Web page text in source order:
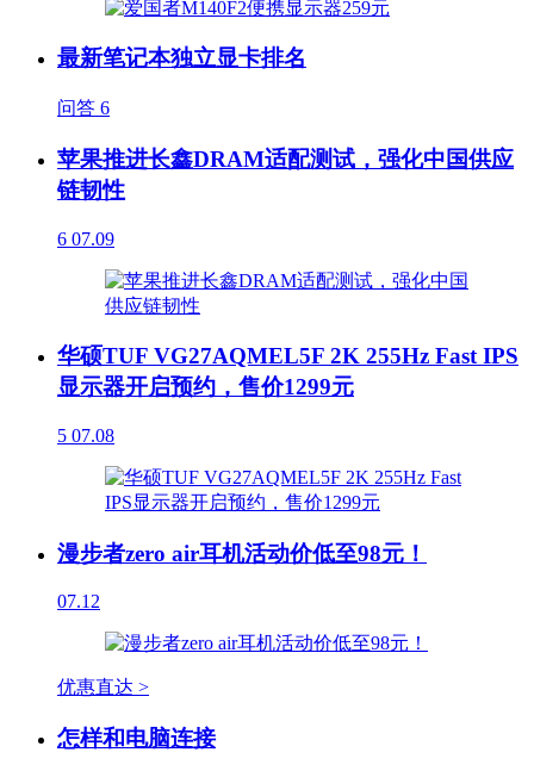
最新笔记本独立显卡排名
问答 6
苹果推进长鑫DRAM适配测试，强化中国供应
链韧性
6 07.09
华硕TUF VG27AQMEL5F 2K 255Hz Fast IPS
显示器开启预约，售价1299元
5 07.08
漫步者zero air耳机活动价低至98元！
07.12
优惠直达 >
怎样和电脑连接